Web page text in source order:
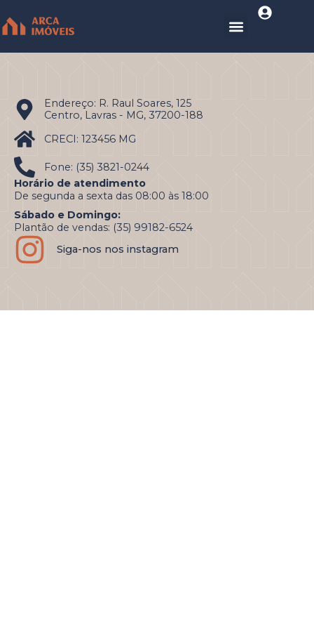
Endereço: R. Raul Soares, 125
Centro, Lavras - MG, 37200-188
CRECI: 123456 MG
Fone: (35) 3821-0244
Horário de atendimento
De segunda a sexta das 08:00 às 18:00
Sábado e Domingo:
Plantão de vendas: (35) 99182-6524
Siga-nos nos instagram